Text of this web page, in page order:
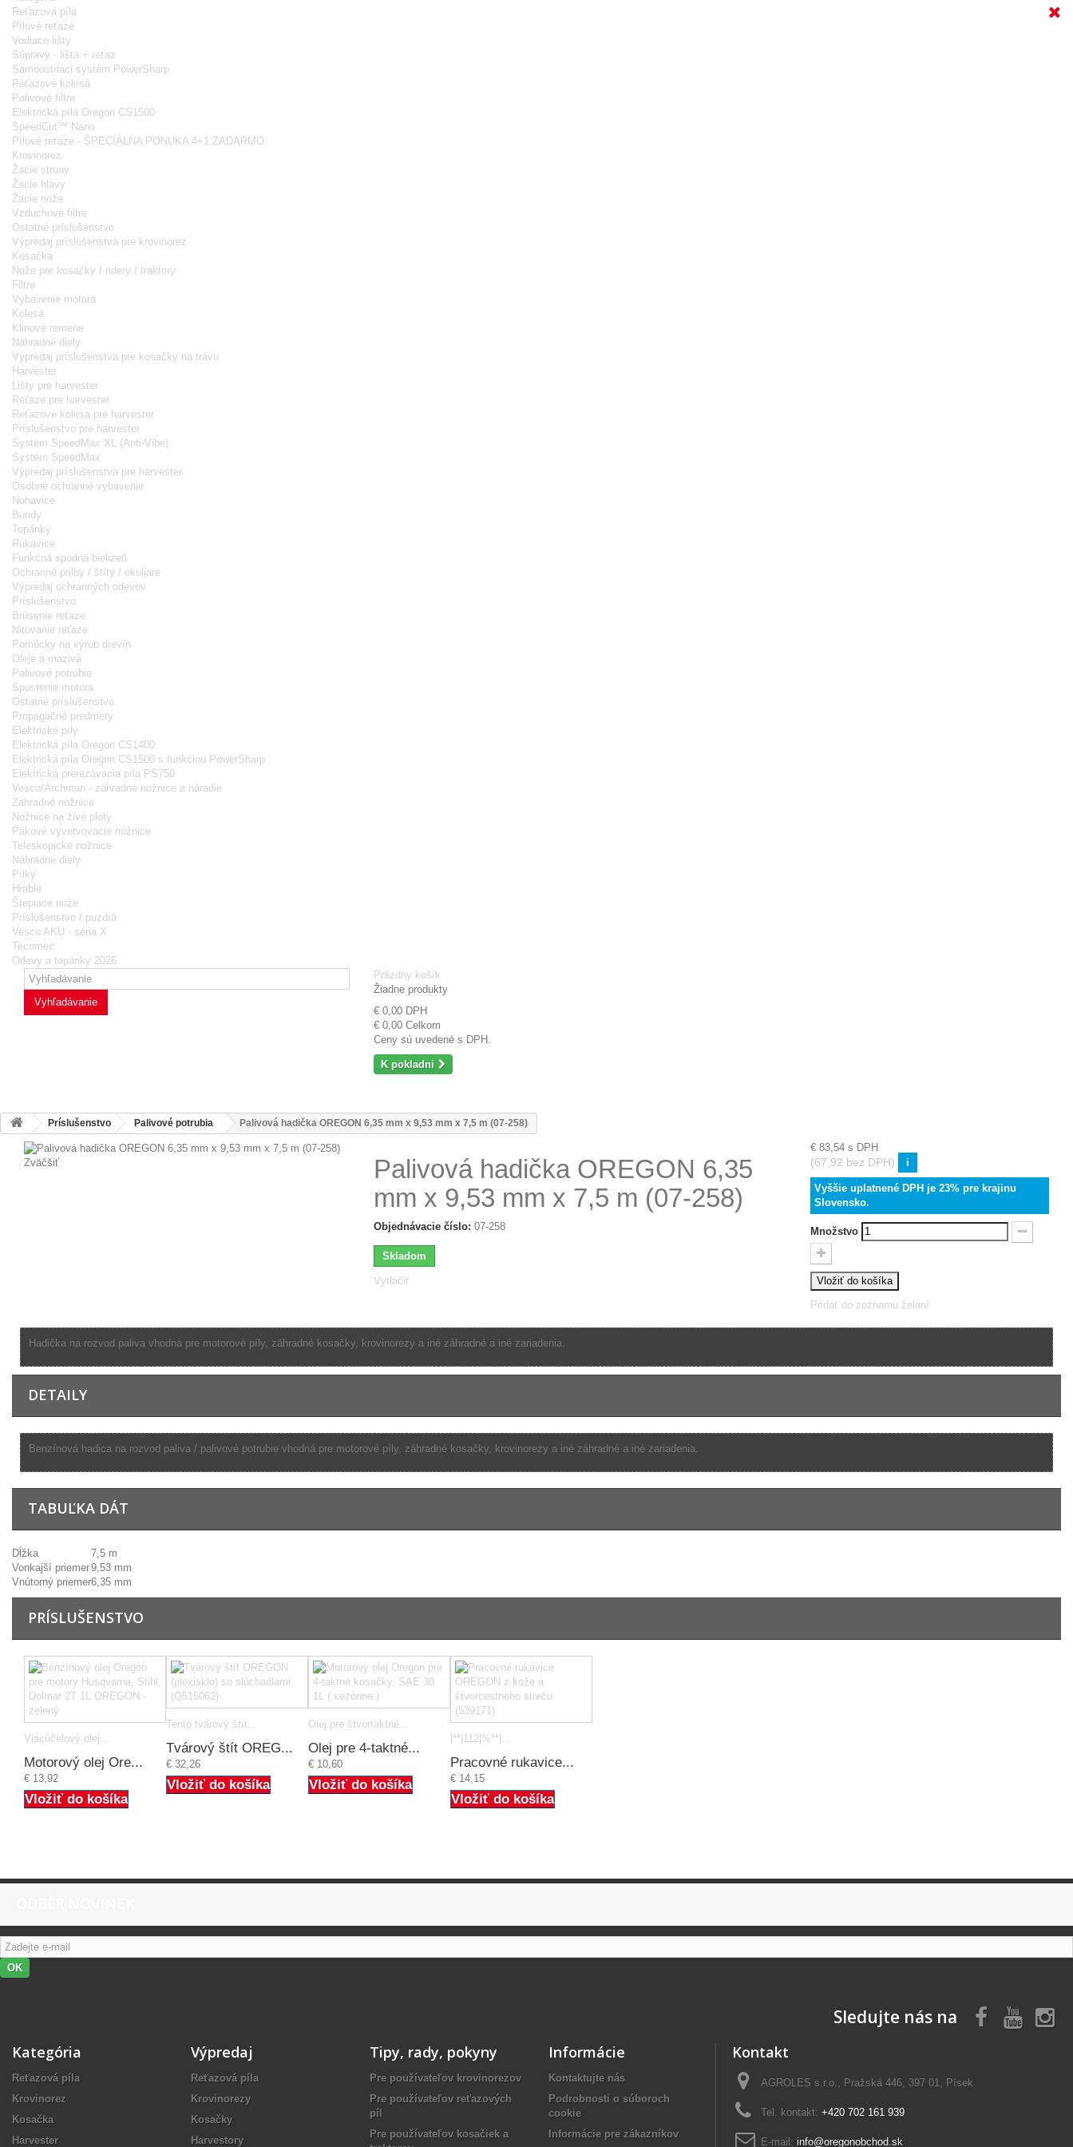
Reťazová píla
Pílové reťaze
Vodiace lišty
Súpravy - lišta + reťaz
Samoostriaci systém PowerSharp
Reťazové kolesá
Palivové filtre
Elektrická píla Oregon CS1500
SpeedCut™ Nano
Pílové reťaze - ŠPECIÁLNA PONUKA 4+1 ZADARMO
Krovinorez
Žacie struny
Žacie hlavy
Žacie nože
Vzduchové filtre
Ostatné príslušenstvo
Výpredaj príslušenstva pre krovinorez
Kosačka
Nože pre kosačky / ridery / traktory
Filtre
Vybavenie motora
Kolesá
Klinové remene
Náhradné diely
Výpredaj príslušenstva pre kosačky na trávu
Harvester
Lišty pre harvester
Reťaze pre harvester
Reťazové kolesa pre harvester
Príslušenstvo pre harvester
Systém SpeedMax XL (Anti-Vibe)
Systém SpeedMax
Výpredaj príslušenstva pre harvester
Osobné ochranné vybavenie
Nohavice
Bundy
Topánky
Rukavice
Funkčná spodná bielizeň
Ochranné prilby / štíty / okuliare
Výpredaj ochranných odevov
Príslušenstvo
Brúsenie reťaze
Nitovanie reťaze
Pomôcky na výrub drevín
Oleje a mazivá
Palivové potrubia
Spustenie motora
Ostatné príslušenstvo
Propagačné predmety
Elektrické píly
Elektrická píla Oregon CS1400
Elektrická píla Oregon CS1500 s funkciou PowerSharp
Elektrická prerezávacia píla PS750
Vesco/Archman - záhradné nožnice a náradie
Zahradné nožnice
Nožnice na živé ploty
Pákové vyvetvovacie nožnice
Teleskopické nožnice
Náhradné diely
Pílky
Hrable
Štepiace nože
Príslušenstvo / puzdrá
Vesco AKU - séria X
Tecomec
Odevy a topánky 2026
Vyhľadávanie
Prázdny košík
Žiadne produkty
€ 0,00 DPH
€ 0,00 Celkom
Ceny sú uvedené s DPH.
K pokladni
Príslušenstvo Palivové potrubia Palivová hadička OREGON 6,35 mm x 9,53 mm x 7,5 m (07-258)
Zväčšiť
Palivová hadička OREGON 6,35
mm x 9,53 mm x 7,5 m (07-258)
Objednávacie číslo: 07-258
Skladom
Vytlačiť
€ 83,54 s DPH
(67,92 bez DPH) i
Vyššie uplatnené DPH je 23% pre krajinu
Slovensko.
Množstvo
Vložiť do košíka
Pridať do zoznamu želaní
Hadička na rozvod paliva vhodná pre motorové píly, záhradné kosačky, krovinorezy a iné záhradné a iné zariadenia.
DETAILY
Benzínová hadica na rozvod paliva / palivové potrubie vhodná pre motorové píly, záhradné kosačky, krovinorezy a iné záhradné a iné zariadenia.
TABUĽKA DÁT
Dĺžka
7,5 m
Vonkajší priemer9,53 mm
Vnútorný priemer6,35 mm
PRÍSLUŠENSTVO
Viacúčelový olej...
Motorový olej Ore...
€ 13,92
Vložiť do košíka
Tento tvárový štít...
Tvárový štít OREG...
€ 32,26
Vložiť do košíka
Olej pre štvortaktné...
Olej pre 4-taktné...
€ 10,60
Vložiť do košíka
|**|112|%**|...
Pracovné rukavice...
€ 14,15
Vložiť do košíka
OK
Sledujte nás na
Kategória
Reťazová píla
Krovinorez
Kosačka
Harvester
Výpredaj
Reťazová píla
Krovinorezy
Kosačky
Harvestory
Tipy, rady, pokyny
Pre používateľov krovinorezov
Pre používateľov reťazových
píl
Pre používateľov kosačiek a
Informácie
Kontaktujte nás
Podrobnosti o súboroch
cookie
Informácie pre zákazníkov
Kontakt
AGROLES s.r.o., Pražská 446, 397 01, Písek
Tel. kontakt: +420 702 161 939
E-mail: info@oregonobchod.sk